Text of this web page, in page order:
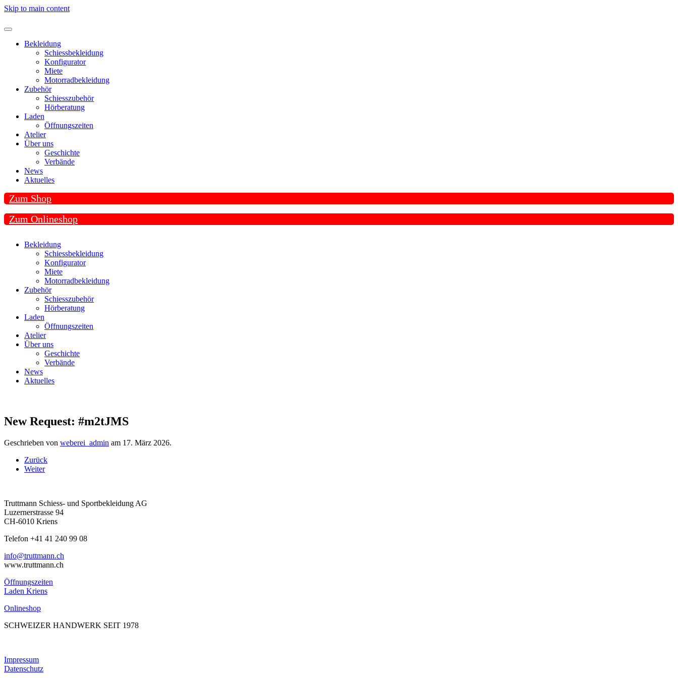
Skip to main content
Bekleidung
Schiessbekleidung
Konfigurator
Miete
Motorradbekleidung
Zubehör
Schiesszubehör
Hörberatung
Laden
Öffnungszeiten
Atelier
Über uns
Geschichte
Verbände
News
Aktuelles
Zum Shop
Zum Onlineshop
Bekleidung
Schiessbekleidung
Konfigurator
Miete
Motorradbekleidung
Zubehör
Schiesszubehör
Hörberatung
Laden
Öffnungszeiten
Atelier
Über uns
Geschichte
Verbände
News
Aktuelles
New Request: #m2tJMS
Geschrieben von weberei_admin am 17. März 2026.
Zurück
Weiter
Truttmann Schiess- und Sportbekleidung AG
Luzernerstrasse 94
CH-6010 Kriens
Telefon +41 41 240 99 08
hc.nnamtturt@ofni
www.truttmann.ch
Öffnungszeiten
Laden Kriens
Onlineshop
SCHWEIZER HANDWERK SEIT 1978
Impressum
Datenschutz